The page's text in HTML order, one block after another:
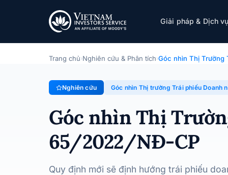
Giải pháp & Dịch vụ
Góc nhìn Thị Trường Trái phiếu Doanh
Chuyên đề · Góc nhìn Thị trường Trái phiếu Doanh nghiệp
Trang chủ›Nghiên cứu & Phân tích›Góc nhìn Thị Trường
Nghiên cứu Góc nhìn Thị trường Trái phiếu Doanh
Góc nhìn Thị
65/2022/NĐ-CP
Quy định mới sẽ định hướng trái phiếu